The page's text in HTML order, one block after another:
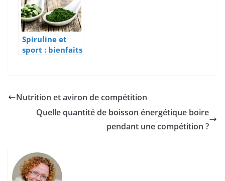
Spiruline et
sport : bienfaits
Nutrition et aviron de compétition
Quelle quantité de boisson énergétique boire
pendant une compétition ?